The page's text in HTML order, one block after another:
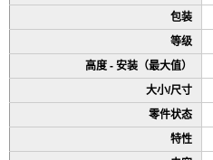
包装
等级
高度 - 安装（最大值）
大小/尺寸
零件状态
特性